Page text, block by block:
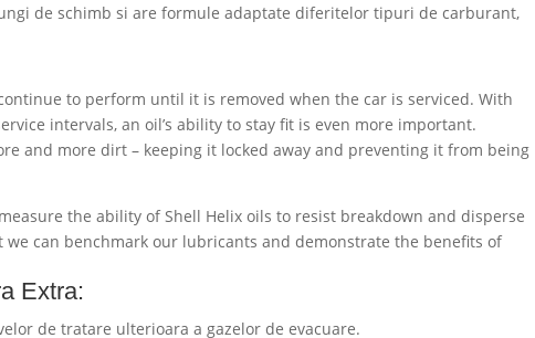
de schimb si are formule adaptate diferitelor tipuri de carburant,
to perform until it is removed when the car is serviced. With
intervals, an oil’s ability to stay fit is even more important.
and more dirt – keeping it locked away and preventing it from being
the ability of Shell Helix oils to resist breakdown and disperse
we can benchmark our lubricants and demonstrate the benefits of
Extra:
de tratare ulterioara a gazelor de evacuare.